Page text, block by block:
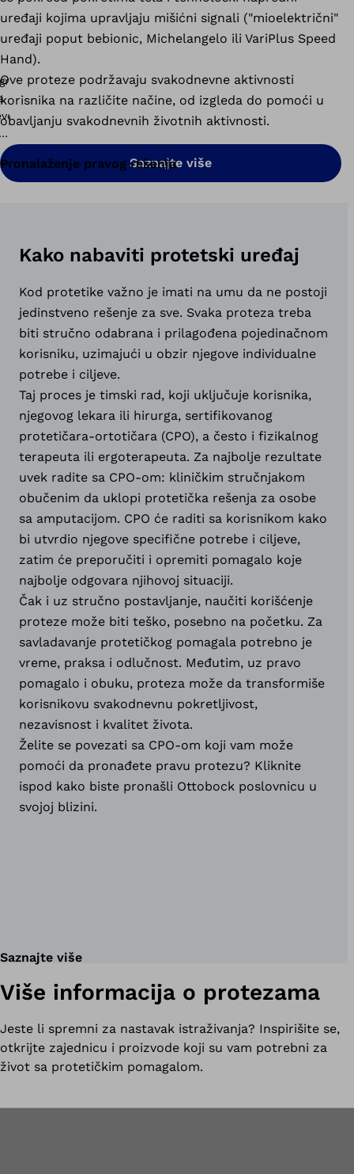
uređaji kojima upravljaju mišićni signali ("mioelektrični"
uređaji poput bebionic, Michelangelo ili VariPlus Speed ​​
Hand).
Ove proteze podržavaju svakodnevne aktivnosti
korisnika na različite načine, od izgleda do pomoći u
obavljanju svakodnevnih životnih aktivnosti.
Saznajte više
Pronalaženje pravog rešenja
Kako nabaviti protetski uređaj
Kod protetike važno je imati na umu da ne postoji
jedinstveno rešenje za sve. Svaka proteza treba
biti stručno odabrana i prilagođena pojedinačnom
korisniku, uzimajući u obzir njegove individualne
potrebe i ciljeve.
Taj proces je timski rad, koji uključuje korisnika,
njegovog lekara ili hirurga, sertifikovanog
protetičara-ortotičara (CPO), a često i fizikalnog
terapeuta ili ergoterapeuta. Za najbolje rezultate
uvek radite sa CPO-om: kliničkim stručnjakom
obučenim da uklopi protetička rešenja za osobe
sa amputacijom. CPO će raditi sa korisnikom kako
bi utvrdio njegove specifične potrebe i ciljeve,
zatim će preporučiti i opremiti pomagalo koje
najbolje odgovara njihovoj situaciji.
Čak i uz stručno postavljanje, naučiti korišćenje
proteze može biti teško, posebno na početku. Za
savladavanje protetičkog pomagala potrebno je
vreme, praksa i odlučnost. Međutim, uz pravo
pomagalo i obuku, proteza može da transformiše
korisnikovu svakodnevnu pokretljivost,
nezavisnost i kvalitet života.
Želite se povezati sa CPO-om koji vam može
pomoći da pronađete pravu protezu? Kliknite
ispod kako biste pronašli Ottobock poslovnicu u
svojoj blizini.
Saznajte više
Više informacija o protezama
Jeste li spremni za nastavak istraživanja? Inspirišite se,
otkrijte zajednicu i proizvode koji su vam potrebni za
život sa protetičkim pomagalom.